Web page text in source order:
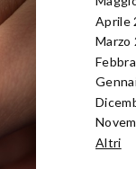
Aprile
Marzo
Altri